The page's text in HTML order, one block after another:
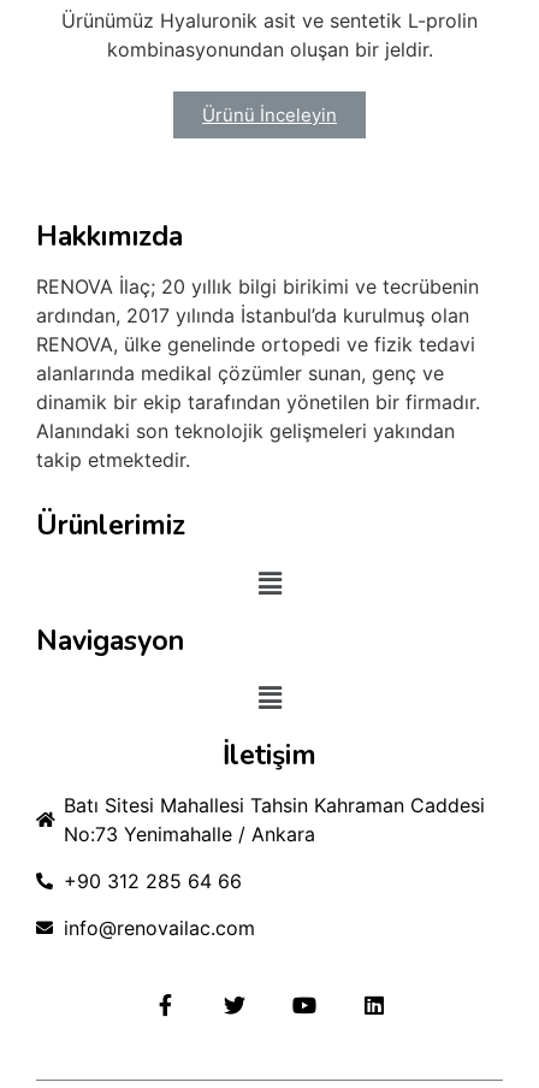
Ürünümüz Hyaluronik asit ve sentetik L-prolin
kombinasyonundan oluşan bir jeldir.
Ürünü İnceleyin
Hakkımızda
RENOVA İlaç; 20 yıllık bilgi birikimi ve tecrübenin
ardından, 2017 yılında İstanbul’da kurulmuş olan
RENOVA, ülke genelinde ortopedi ve fizik tedavi
alanlarında medikal çözümler sunan, genç ve
dinamik bir ekip tarafından yönetilen bir firmadır.
Alanındaki son teknolojik gelişmeleri yakından
takip etmektedir.
Ürünlerimiz
Navigasyon
İletişim
Batı Sitesi Mahallesi Tahsin Kahraman Caddesi
No:73 Yenimahalle / Ankara
+90 312 285 64 66
info@renovailac.com